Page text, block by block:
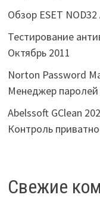
Обзор ESET
Тестирование
Октябрь 2011
Norton Password
Менеджер паролей
Abelssoft GClean
Контроль
Свежие